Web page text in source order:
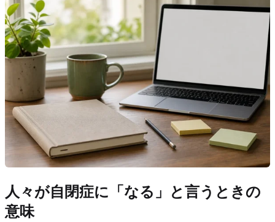
人々が自閉症に「なる」と言うときの
意味